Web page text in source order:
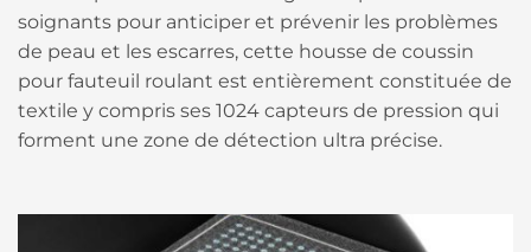
soignants pour anticiper et prévenir les problèmes
de peau et les escarres, cette housse de coussin
pour fauteuil roulant est entièrement constituée de
textile y compris ses 1024 capteurs de pression qui
forment une zone de détection ultra précise.